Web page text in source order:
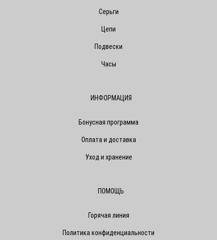
Серьги
Цепи
Подвески
Часы
ИНФОРМАЦИЯ
Бонусная программа
Оплата и доставка
Уход и хранение
ПОМОЩЬ
Горячая линия
Политика конфиденциальности